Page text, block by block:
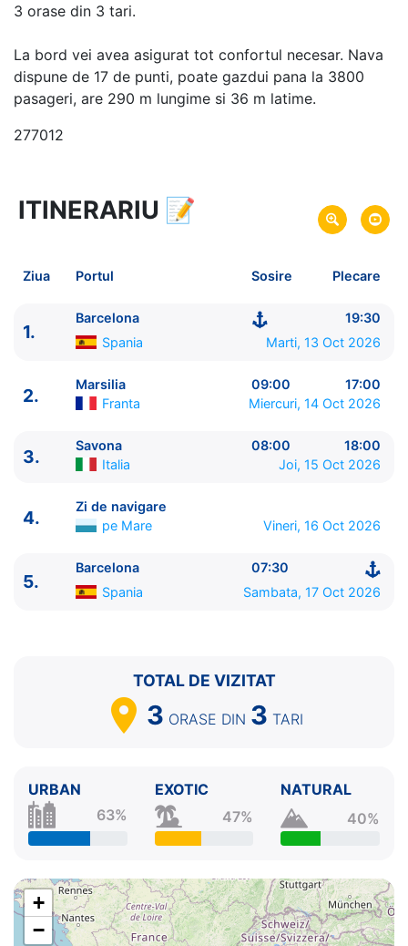
3 orase din 3 tari.
La bord vei avea asigurat tot confortul necesar. Nava
dispune de 17 de punti, poate gazdui pana la 3800
pasageri, are 290 m lungime si 36 m latime.
277012
5 zile vacanta de croaziera in
Marea Mediterana de Vest -
Plecare pe 13 Oct 2026 din Barcelona, Spania
Costa Cruises
ITINERARIU
Ziua | Portul | Sosire - Plecare
Italia 08:00 - 18:00
Zi de navigare pe Mare 0:00 - 0:00
Spania
ITINERARIU 📝
Ziua Portul Sosire Plecare
1.
Barcelona
19:30
Spania
Marti, 13 Oct 2026
2.
Marsilia 09:00
17:00
Franta
Miercuri, 14 Oct 2026
3.
Savona 08:00
18:00
Italia
Joi, 15 Oct 2026
4.
Zi de navigare
pe Mare
Vineri, 16 Oct 2026
5.
Barcelona
07:30
Spania
Sambata, 17 Oct 2026
TOTAL DE VIZITAT
3 ORASE DIN 3 TARI
URBAN
63%
EXOTIC
47%
NATURAL
40%
+
−